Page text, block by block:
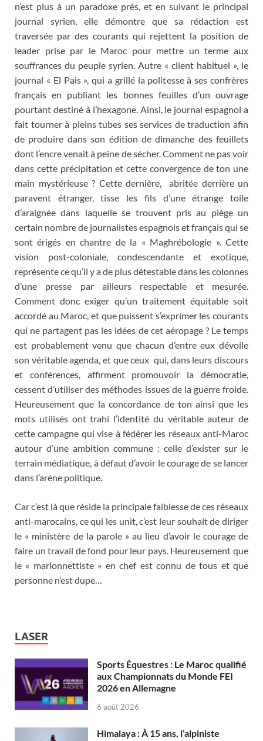
n’est plus à un paradoxe près, et en suivant le principal
journal syrien, elle démontre que sa rédaction est
traversée par des courants qui rejettent la position de
leader prise par le Maroc pour mettre un terme aux
souffrances du peuple syrien. Autre « client habituel », le
journal « El Pais », qui a grillé la politesse à ses confrères
français en publiant les bonnes feuilles d’un ouvrage
pourtant destiné à l’hexagone. Ainsi, le journal espagnol a
fait tourner à pleins tubes ses services de traduction afin
de produire dans son édition de dimanche des feuillets
dont l’encre venait à peine de sécher. Comment ne pas voir
dans cette précipitation et cette convergence de ton une
main mystérieuse ? Cette dernière, abritée derrière un
paravent étranger, tisse les fils d’une étrange toile
d’araignée dans laquelle se trouvent pris au piège un
certain nombre de journalistes espagnols et français qui se
sont érigés en chantre de la « Maghrébologie ». Cette
vision post-coloniale, condescendante et exotique,
représente ce qu’il y a de plus détestable dans les colonnes
d’une presse par ailleurs respectable et mesurée.
Comment donc exiger qu’un traitement équitable soit
accordé au Maroc, et que puissent s’exprimer les courants
qui ne partagent pas les idées de cet aéropage ? Le temps
est probablement venu que chacun d’entre eux dévoile
son véritable agenda, et que ceux qui, dans leurs discours
et conférences, affirment promouvoir la démocratie,
cessent d’utiliser des méthodes issues de la guerre froide.
Heureusement que la concordance de ton ainsi que les
mots utilisés ont trahi l’identité du véritable auteur de
cette campagne qui vise à fédérer les réseaux anti-Maroc
autour d’une ambition commune : celle d’exister sur le
terrain médiatique, à défaut d’avoir le courage de se lancer
dans l’arène politique.
Car c’est là que réside la principale faiblesse de ces réseaux
anti-marocains, ce qui les unit, c’est leur souhait de diriger
le « ministère de la parole » au lieu d’avoir le courage de
faire un travail de fond pour leur pays. Heureusement que
le « marionnettiste » en chef est connu de tous et que
personne n’est dupe…
LASER
Sports Équestres : Le Maroc qualifié
aux Championnats du Monde FEI
2026 en Allemagne
6 août 2026
Himalaya : À 15 ans, l’alpiniste